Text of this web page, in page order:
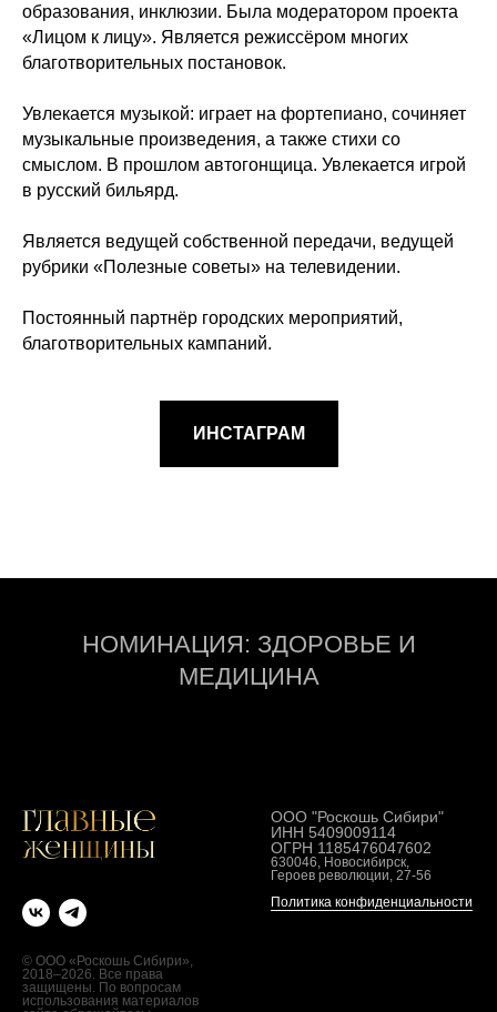
образования, инклюзии. Была модератором проекта
«Лицом к лицу». Является режиссёром многих
благотворительных постановок.
Увлекается музыкой: играет на фортепиано, сочиняет
музыкальные произведения, а также стихи со
смыслом. В прошлом автогонщица. Увлекается игрой
в русский бильярд.
Является ведущей собственной передачи, ведущей
рубрики «Полезные советы» на телевидении.
Постоянный партнёр городских мероприятий,
благотворительных кампаний.
ИНСТАГРАМ
НОМИНАЦИЯ: ЗДОРОВЬЕ И
МЕДИЦИНА
© ООО «Роскошь Сибири»,
2018–2026. Все права
защищены. По вопросам
использования материалов
ООО "Роскошь Сибири"
ИНН 5409009114
ОГРН 1185476047602
630046, Новосибирск,
Героев революции, 27-56
Политика конфиденциальности